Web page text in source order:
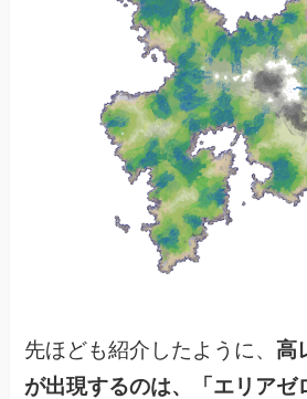
先ほども紹介したように、高
が出現するのは、「エリアゼ